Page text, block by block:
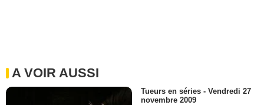
A VOIR AUSSI
Tueurs en séries - Vendredi 27
novembre 2009